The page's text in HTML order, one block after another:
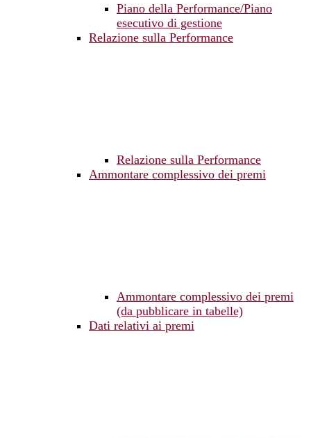
Piano della Performance/Piano
esecutivo di gestione
Relazione sulla Performance
Relazione sulla Performance
Ammontare complessivo dei premi
Ammontare complessivo dei premi
(da pubblicare in tabelle)
Dati relativi ai premi